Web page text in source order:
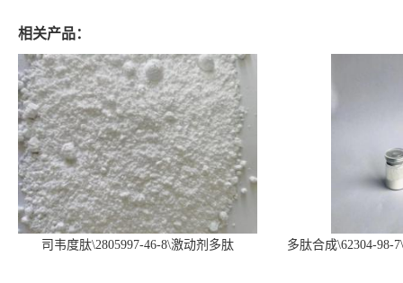
相关产品：
司韦度肽\2805997-46-8\激动剂多肽
多肽合成\62304-98-